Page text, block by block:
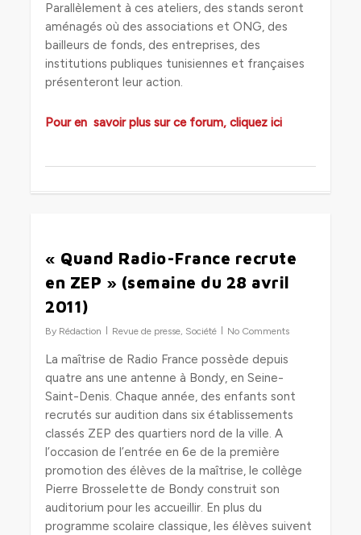
Parallèlement à ces ateliers, des stands seront
aménagés où des associations et ONG, des
bailleurs de fonds, des entreprises, des
institutions publiques tunisiennes et françaises
présenteront leur action.
Pour en savoir plus sur ce forum, cliquez ici
« Quand Radio-France recrute
en ZEP » (semaine du 28 avril
2011)
By Rédaction Revue de presse, Société No Comments
La maîtrise de Radio France possède depuis
quatre ans une antenne à Bondy, en Seine-
Saint-Denis. Chaque année, des enfants sont
recrutés sur audition dans six établissements
classés ZEP des quartiers nord de la ville. A
l’occasion de l’entrée en 6e de la première
promotion des élèves de la maîtrise, le collège
Pierre Brosselette de Bondy construit son
auditorium pour les accueillir. En plus du
programme scolaire classique, les élèves suivent